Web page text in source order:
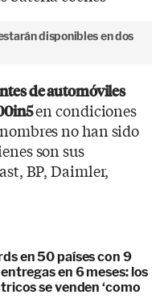
disponibles en dos
de automóviles
en condiciones
no han sido
son sus
BP, Daimler,
en 50 países con 9
en 6 meses: los
se venden ‘como